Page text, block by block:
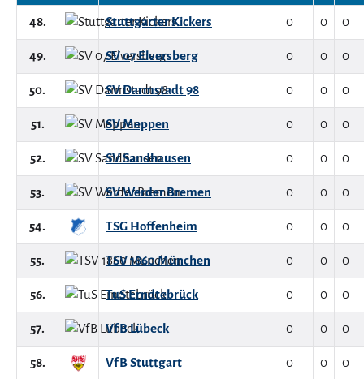
48. Stuttgarter Kickers 0 0 0
49. SV 07 Elversberg 0 0 0
50. SV Darmstadt 98 0 0 0
51. SV Meppen 0 0 0
52. SV Sandhausen 0 0 0
53. SV Werder Bremen 0 0 0
54. TSG Hoffenheim 0 0 0
55. TSV 1860 München 0 0 0
56. TuS Erndtebrück 0 0 0
57. VfB Lübeck 0 0 0
58. VfB Stuttgart 0 0 0